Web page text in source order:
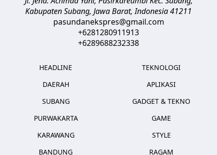
Kabupaten Subang, Jawa Barat,Indonesia41211
pasundanekspres@gmail.com
+6281280911913
+6289688232338
HEADLINE
DAERAH
SUBANG
PURWAKARTA
KARAWANG
BANDUNG
TEKNOLOGI
APLIKASI
GADGET & TEKNO
GAME
STYLE
RAGAM